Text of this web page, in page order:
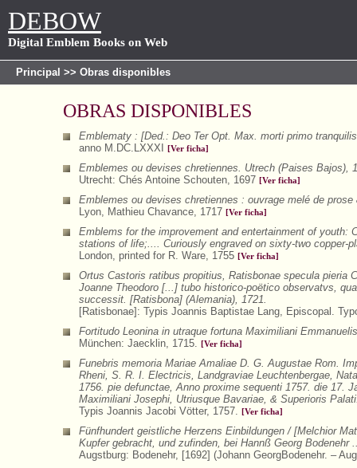
DEBOW
Digital Emblem Books on Web
Principal >> Obras disponibles
OBRAS DISPONIBLES
Emblematy : [Ded.: Deo Ter Opt. Max. morti primo
anno M.DC.LXXXI
[Ver ficha]
Emblemes ou devises chretiennes. Utrech (Paises Bajos),
Utrecht: Chés Antoine Schouten, 1697 [Ver ficha]
Emblemes ou devises chretiennes : ouvrage melé de
Lyon, Mathieu Chavance, 1717 [Ver ficha]
Emblems for the improvement and entertainment of
stations of life;.... Curiously engraved on sixty-two copper-
London, printed for R. Ware, 1755 [Ver ficha]
Ortus Castoris ratibus propitius, Ratisbonae specula pieria
Joanne Theodoro [...] tubo historico-poëtico observatvs,
successit. [Ratisbona] (Alemania), 1721.
[Ratisbonae]: Typis Joannis Baptistae Lang, Episcopal.
Fortitudo Leonina in utraque fortuna Maximiliani
München: Jaecklin, 1715.
[Ver ficha]
Funebris memoria Mariae Amaliae D. G. Augustae Rom.
Rheni, S. R. I. Electricis, Landgraviae Leuchtenbergae,
1756. pie defunctae, Anno proxime sequenti 1757. die 17.
Maximiliani Josephi, Utriusque Bavariae, & Superioris
Typis Joannis Jacobi Vötter, 1757.
[Ver ficha]
Fünfhundert geistliche Herzens Einbildungen / [Melchior
Kupfer gebracht, und zufinden, bei Hannß Georg Bodenehr
Augstburg: Bodenehr, [1692] (Johann GeorgBodenehr. –